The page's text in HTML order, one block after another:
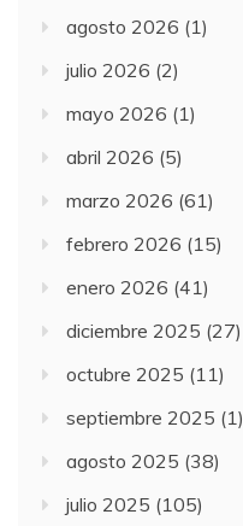
agosto 2026 (1)
julio 2026 (2)
mayo 2026 (1)
abril 2026 (5)
marzo 2026 (61)
febrero 2026 (15)
enero 2026 (41)
diciembre 2025 (27)
octubre 2025 (11)
septiembre 2025 (1)
agosto 2025 (38)
julio 2025 (105)